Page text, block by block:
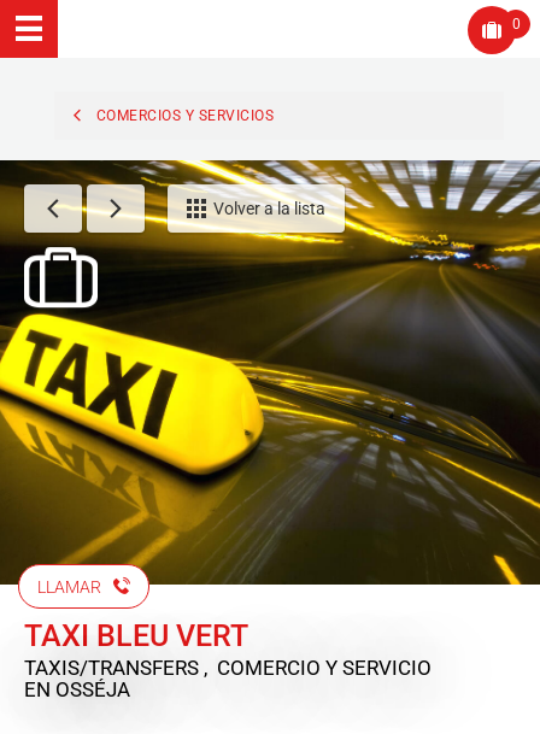
0
COMERCIOS Y SERVICIOS
Volver a la lista
LLAMAR
TAXI BLEU VERT
TAXIS/TRANSFERS , COMERCIO Y SERVICIO
EN OSSÉJA